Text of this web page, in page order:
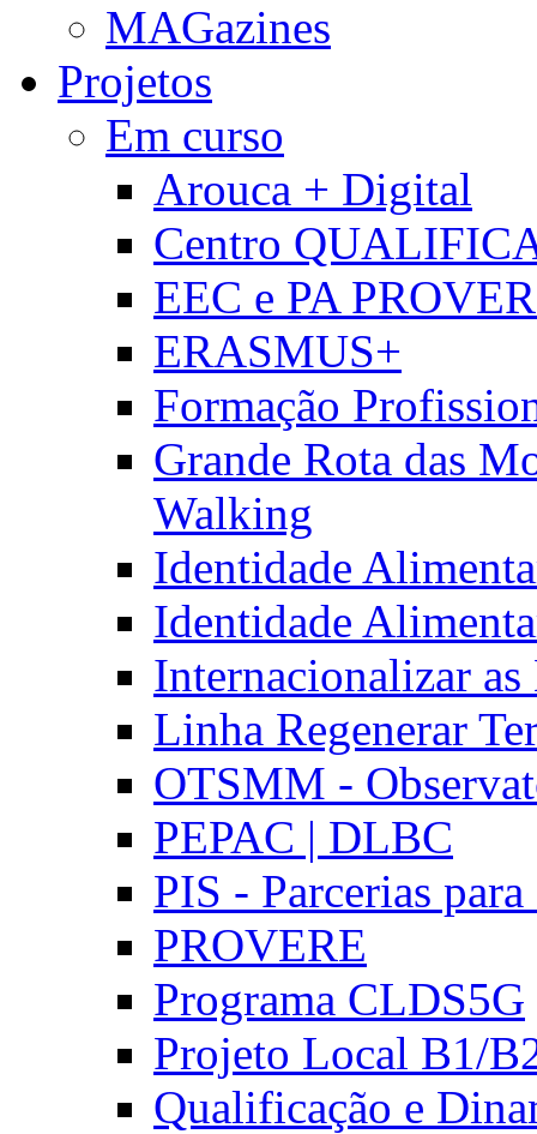
MAGazines
Projetos
Em curso
Arouca + Digital
Centro
EEC e PA
ERASMUS+
Formação
Grande Rota das
Walking
Identidade
Identidade
Internacionalizar
Linha Regenerar
OTSMM -
PEPAC | DLBC
PIS - Parcerias
PROVERE
Programa CLDS5G
Projeto Local B1/
Qualificação e